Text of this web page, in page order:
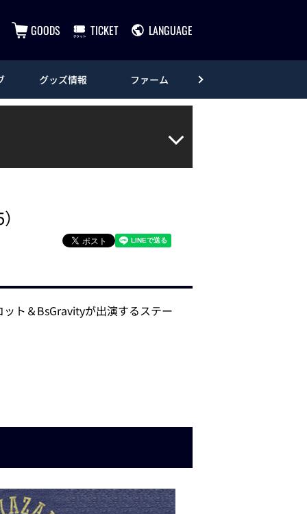
GOODS TICKET LANGUAGE
グッズ情報 ファーム
ット＆BsGravityが出演するステー